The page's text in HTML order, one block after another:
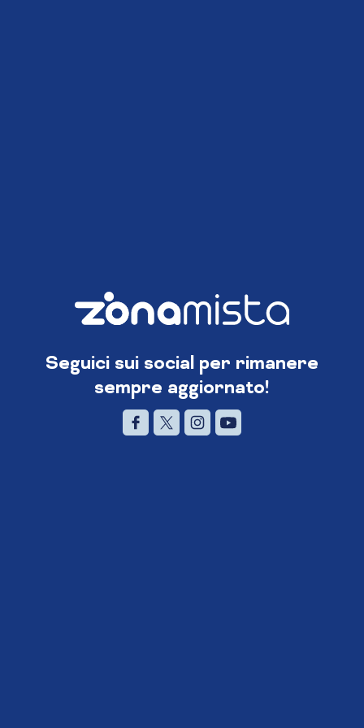
Seguici sui social per rimanere
sempre aggiornato!